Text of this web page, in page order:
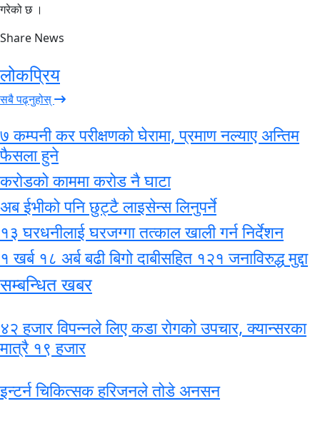
गरेको छ ।
Share News
लोकप्रिय
सबै पढ्नुहोस्
७ कम्पनी कर परीक्षणको घेरामा, प्रमाण नल्याए अन्तिम
फैसला हुने
करोडको काममा करोड नै घाटा
अब ईभीको पनि छुट्टै लाइसेन्स लिनुपर्ने
१३ घरधनीलाई घरजग्गा तत्काल खाली गर्न निर्देशन
१ खर्ब १८ अर्ब बढी बिगो दाबीसहित १२१ जनाविरुद्ध मुद्दा
सम्बन्धित खबर
४२ हजार विपन्नले लिए कडा रोगको उपचार, क्यान्सरका
मात्रै १९ हजार
इन्टर्न चिकित्सक हरिजनले तोडे अनसन